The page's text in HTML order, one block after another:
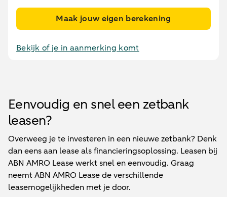
Maak jouw eigen berekening
Bekijk of je in aanmerking komt
Eenvoudig en snel een zetbank
leasen?
Overweeg je te investeren in een nieuwe zetbank? Denk
dan eens aan lease als financieringsoplossing. Leasen bij
ABN AMRO Lease werkt snel en eenvoudig. Graag
neemt ABN AMRO Lease de verschillende
leasemogelijkheden met je door.